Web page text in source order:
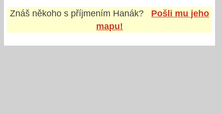
Znáš někoho s příjmením Hanák?
Pošli mu jeho
mapu!